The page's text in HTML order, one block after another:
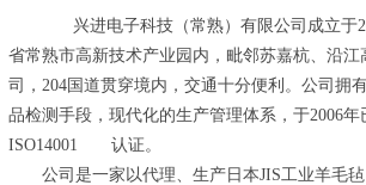
兴进电子科技（常熟）有限公司成立于
省常熟市高新技术产业园内，毗邻苏嘉杭、沿
司，204国道贯穿境内，交通十分便利。公司拥
品检测手段，现代化的生产管理体系，于2006年
ISO14001 认证。
公司是一家以代理、生产日本JIS工业羊毛毡